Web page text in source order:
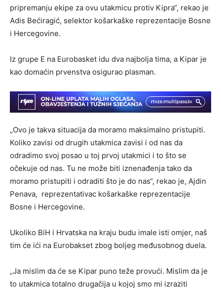
pripremanju ekipe za ovu utakmicu protiv Kipra“, rekao je
Adis Bećiragić, selektor košarkaške reprezentacije Bosne
i Hercegovine.
Iz grupe E na Eurobasket idu dva najbolja tima, a Kipar je
kao domaćin prvenstva osigurao plasman.
„Ovo je takva situacija da moramo maksimalno pristupiti.
Koliko zavisi od drugih utakmica zavisi i od nas da
odradimo svoj posao u toj prvoj utakmici i to što se
očekuje od nas. Tu ne može biti iznenađenja tako da
moramo pristupiti i odraditi što je do nas“, rekao je, Ajdin
Penava, reprezentativac košarkaške reprezentacije
Bosne i Hercegovine.
Ukoliko BiH i Hrvatska na kraju budu imale isti omjer, naš
tim će ići na Eurobakset zbog boljeg međusobnog duela.
„Ja mislim da će se Kipar puno teže provući. Mislim da je
to utakmica totalno drugačija u kojoj smo mi izraziti